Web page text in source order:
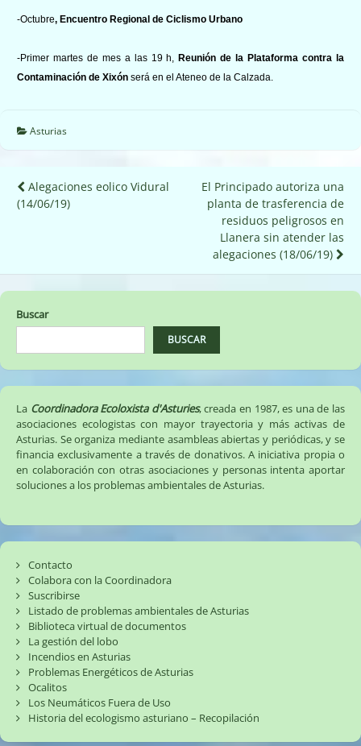
-Octubre, Encuentro Regional de Ciclismo Urbano
-Primer martes de mes a las 19 h,Reunión de laPlataforma contra la
Contaminación de Xixón será en el Ateneo de la Calzada.
Asturias
Navegación
de
Alegaciones eolico Vidural
(14/06/19)
El Principado autoriza una
planta de trasferencia de
residuos peligrosos en
Llanera sin atender las
alegaciones (18/06/19)
Buscar
BUSCAR
La Coordinadora Ecoloxista d'Asturies, creada en 1987, es una de las
asociaciones ecologistas con mayor trayectoria y más activas de
Asturias. Se organiza mediante asambleas abiertas y periódicas, y se
financia exclusivamente a través de donativos. A iniciativa propia o
en colaboración con otras asociaciones y personas intenta aportar
soluciones a los problemas ambientales de Asturias.
Contacto
Colabora con la Coordinadora
Suscribirse
Listado de problemas ambientales de Asturias
Biblioteca virtual de documentos
La gestión del lobo
Incendios en Asturias
Problemas Energéticos de Asturias
Ocalitos
Los Neumáticos Fuera de Uso
Historia del ecologismo asturiano – Recopilación